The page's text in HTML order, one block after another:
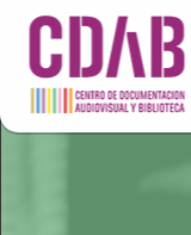
DOCUMENTA DRAMÁTICAS